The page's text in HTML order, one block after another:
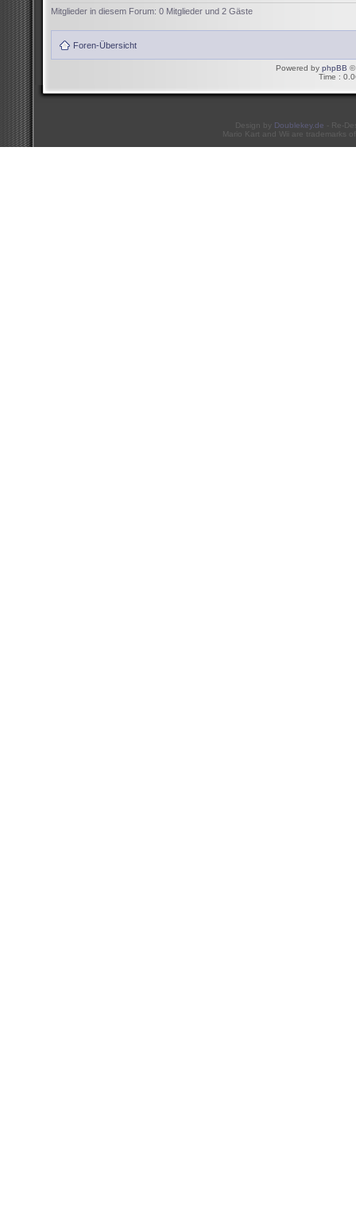
Mitglieder in diesem Forum: 0 Mitglieder und 2 Gäste
Foren-Übersicht
Powered by phpBB ©
Time :
Design by Doublekey.de - Re-
Mario Kart and Wii are trademarks